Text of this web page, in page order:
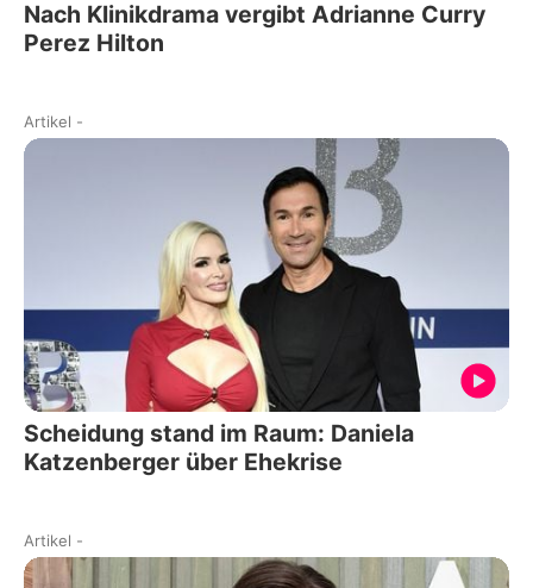
Nach Klinikdrama vergibt Adrianne Curry
Perez Hilton
Artikel -
Scheidung stand im Raum: Daniela
Katzenberger über Ehekrise
Artikel -